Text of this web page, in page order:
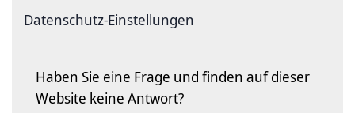
Datenschutz-Einstellungen
Haben Sie eine Frage und finden auf dieser
Website keine Antwort?